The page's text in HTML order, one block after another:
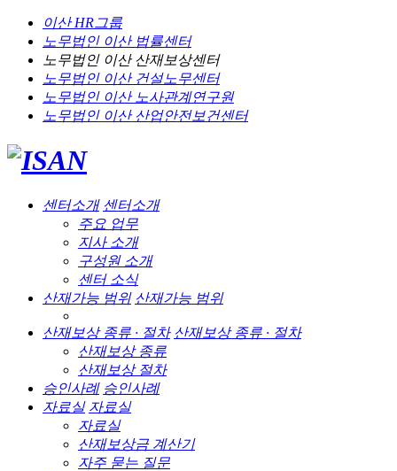
이산 HR그룹
노무법인 이산법률센터
노무법인 이산산재보상센터
노무법인 이산건설노무센터
노무법인 이산노사관계연구원
노무법인 이산산업안전보건센터
센터소개 센터소개
주요 업무
지사 소개
구성원 소개
센터 소식
산재가능 범위 산재가능 범위
산재보상 종류 · 절차 산재보상 종류 · 절차
산재보상 종류
산재보상 절차
승인사례 승인사례
자료실 자료실
자료실
산재보상금 계산기
자주 묻는 질문